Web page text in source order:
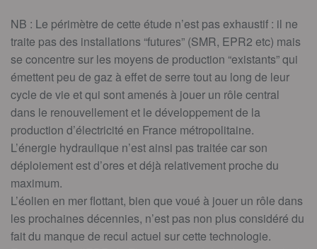
NB : Le périmètre de cette étude n’est pas exhaustif : il ne
traite pas des installations “futures” (SMR, EPR2 etc) mais
se concentre sur les moyens de production “existants” qui
émettent peu de gaz à effet de serre tout au long de leur
cycle de vie et qui sont amenés à jouer un rôle central
dans le renouvellement et le développement de la
production d’électricité en France métropolitaine.
L’énergie hydraulique n’est ainsi pas traitée car son
déploiement est d’ores et déjà relativement proche du
maximum.
L’éolien en mer flottant, bien que voué à jouer un rôle dans
les prochaines décennies, n’est pas non plus considéré du
fait du manque de recul actuel sur cette technologie.